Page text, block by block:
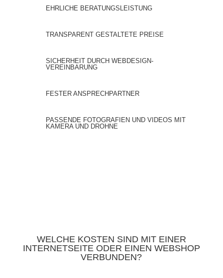
EHRLICHE BERATUNGSLEISTUNG
TRANSPARENT GESTALTETE PREISE
SICHERHEIT DURCH WEBDESIGN-
VEREINBARUNG
FESTER ANSPRECHPARTNER
PASSENDE FOTOGRAFIEN UND VIDEOS MIT
KAMERA UND DROHNE
WELCHE KOSTEN SIND MIT EINER
INTERNETSEITE ODER EINEN WEBSHOP
VERBUNDEN?